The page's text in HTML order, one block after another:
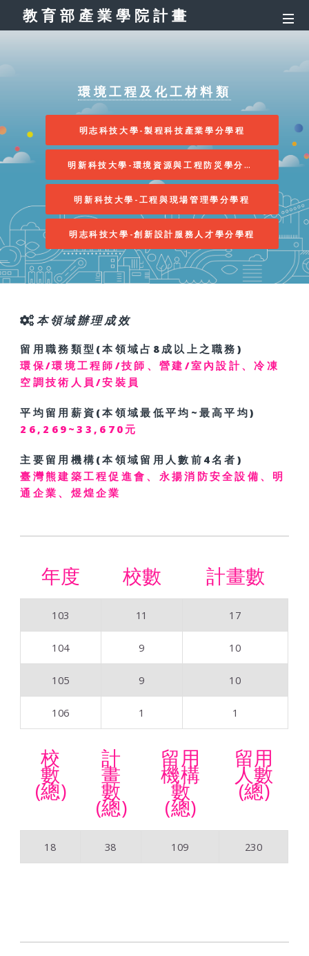
教育部產業學院計畫
環境工程及化工材料類
明志科技大學-製程科技產業學分學程
明新科技大學-環境資源與工程防災學分學程
明新科技大學-工程與現場管理學分學程
明志科技大學-創新設計服務人才學分學程
本領域辦理成效
留用職務類型(本領域占8成以上之職務)
環保/環境工程師/技師、營建/室內設計、冷凍
空調技術人員/安裝員
平均留用薪資(本領域最低平均~最高平均)
26,269~33,670元
主要留用機構(本領域留用人數前4名者)
臺灣熊建築工程促進會、永揚消防安全設備、明
通企業、煜煌企業
年度 校數 計畫數
103 11 17
104 9 10
105 9 10
106 1 1
校
數
(總)
計
畫
數
(總)
留用
機構
數
(總)
留用
人數
(總)
18 38 109 230